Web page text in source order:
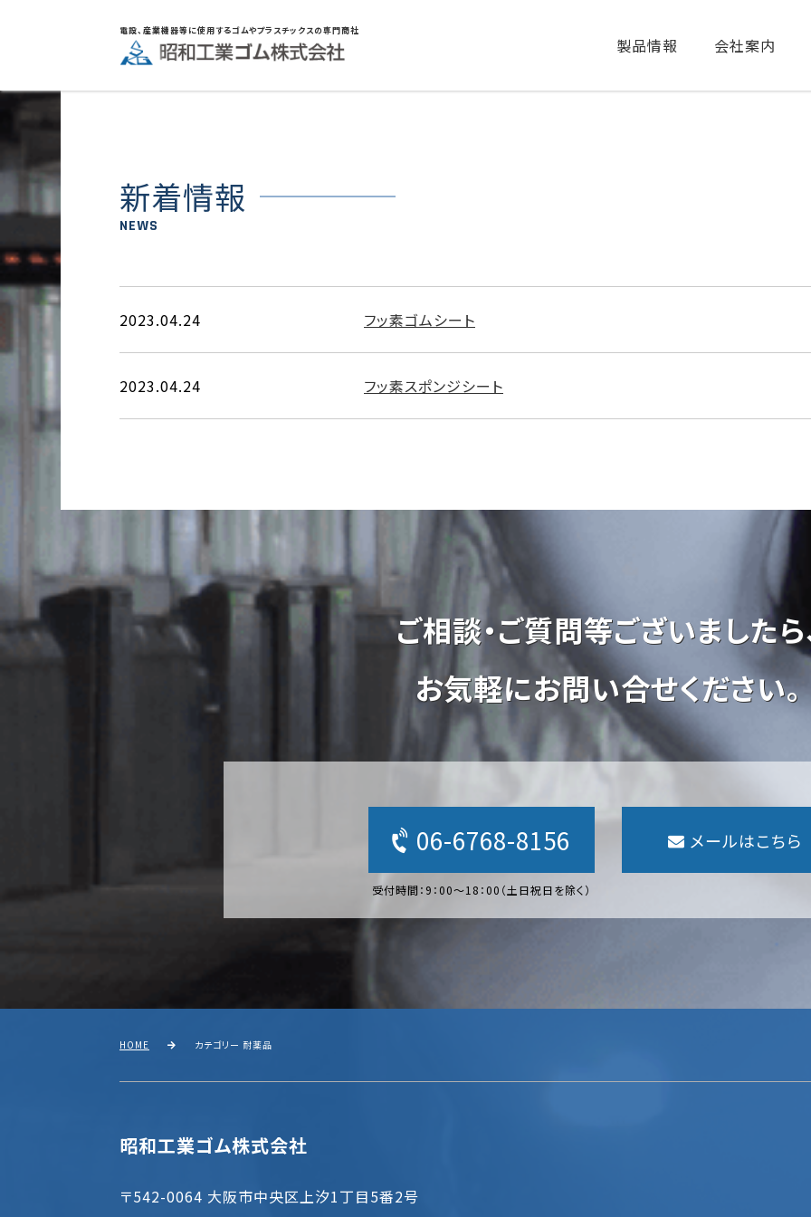
電設、産業機器等に使用するゴムやプラスチックスの専門商社
製品情報 会社案内
新着情報
NEWS
2023.04.24 フッ素ゴムシート
2023.04.24 フッ素スポンジシート
ご相談・ご質問等ございましたら
お気軽にお問い合せください。
06-6768-8156
受付時間：9：00〜18：00（土日祝日を除く）
メールはこちら
HOME カテゴリー 耐薬品
昭和工業ゴム株式会社
〒542-0064 大阪市中央区上汐1丁目5番2号